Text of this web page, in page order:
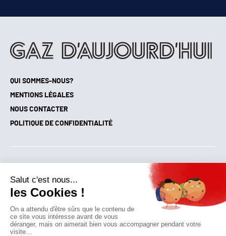
QUI SOMMES-NOUS?
MENTIONS LÉGALES
NOUS CONTACTER
POLITIQUE DE CONFIDENTIALITÉ